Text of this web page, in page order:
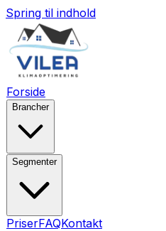
Spring til indhold
Forside
Brancher
Segmenter
PriserFAQKontakt